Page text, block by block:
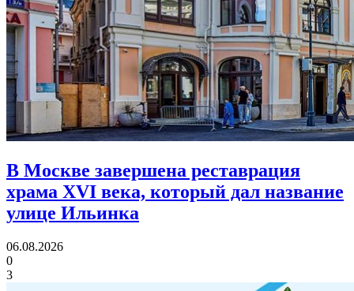
В Москве завершена реставрация
храма XVI века, который дал название
улице Ильинка
06.08.2026
0
3